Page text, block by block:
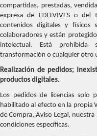
compartidas, prestadas,
expresa de EDELVIVES o
contenidos digitales y físicos
colaboradores y están
intelectual. Está prohibida
transformación o cualquier otro
Realización de pedidos;
productos digitales.
Los pedidos de licencias solo
habilitado al efecto en la propia
de Compra, Aviso Legal, nuestra
condiciones específicas.